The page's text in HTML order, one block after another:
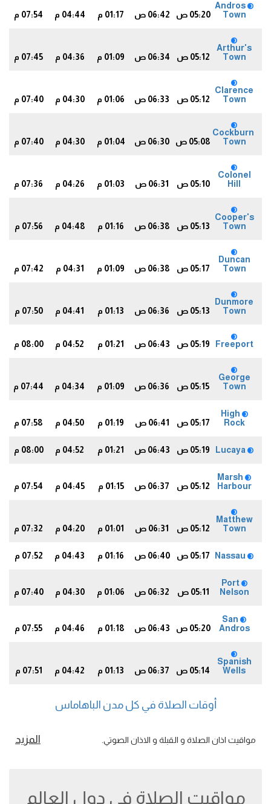
Andros
Town
05:20 ص 06:42 ص 01:17 م 04:44 م 07:54 م
Arthur's
Town
05:12 ص 06:34 ص 01:09 م 04:36 م 07:45 م
Clarence
Town
05:12 ص 06:33 ص 01:06 م 04:30 م 07:40 م
Cockburn
Town
05:08 ص 06:30 ص 01:04 م 04:30 م 07:40 م
Colonel
Hill
05:10 ص 06:31 ص 01:03 م 04:26 م 07:36 م
Cooper's
Town
05:13 ص 06:38 ص 01:16 م 04:48 م 07:56 م
Duncan
Town
05:17 ص 06:38 ص 01:09 م 04:31 م 07:42 م
Dunmore
Town
05:13 ص 06:36 ص 01:13 م 04:41 م 07:50 م
Freeport 05:19 ص 06:43 ص 01:21 م 04:52 م 08:00 م
George
Town
05:15 ص 06:36 ص 01:09 م 04:34 م 07:44 م
High
Rock
05:17 ص 06:41 ص 01:19 م 04:50 م 07:58 م
05:19 ص 06:43 ص 01:21 م 04:52 م 08:00 م
Marsh
Harbour
05:12 ص 06:37 ص 01:15 م 04:45 م 07:54 م
Matthew
Town
05:12 ص 06:31 ص 01:01 م 04:20 م 07:32 م
05:17 ص 06:40 ص 01:16 م 04:43 م 07:52 م
Port
Nelson
05:11 ص 06:32 ص 01:06 م 04:30 م 07:40 م
San
Andros
05:20 ص 06:43 ص 01:18 م 04:46 م 07:55 م
Spanish
Wells
05:14 ص 06:37 ص 01:13 م 04:42 م 07:51 م
أوقات الصلاة في كل مدن الباهاماس
مواقيت اذان الصلاة و القبلة و الاذان الصوتي. المزيد
مواقيت الصلاة في دول العالم